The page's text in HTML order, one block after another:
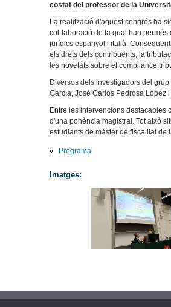
costat del professor de la
La realització d'aquest congrés ha
col·laboració de la qual han
jurídics espanyol i italià.
els drets dels contribuents, la
les novetats sobre el compliance
Diversos dels investigadors del
García, José Carlos Pedrosa López
Entre les intervencions destacables
d'una ponència magistral. Tot això
estudiants de màster de fiscalitat de
Programa
Imatges: